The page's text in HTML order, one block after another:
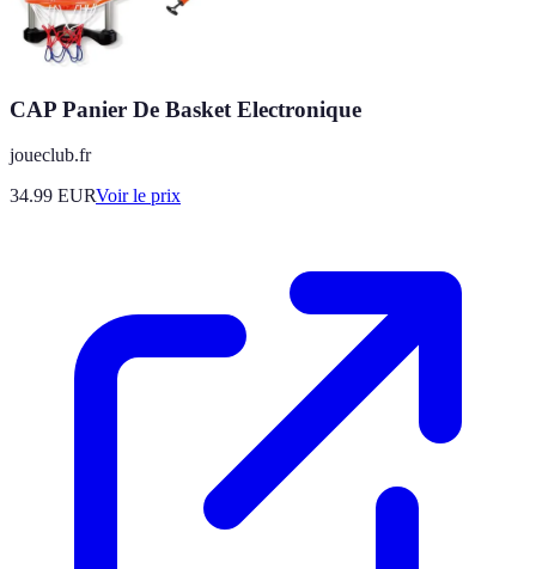
CAP Panier De Basket Electronique
joueclub.fr
34.99 EURVoir le prix